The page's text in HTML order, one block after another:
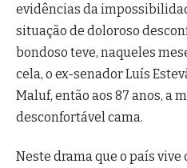
evidências da
situação de doloroso
bondoso teve, naqueles
cela, o ex-senador Luís
Maluf, então aos 87 anos, a
desconfortável cama.
Neste drama que o país